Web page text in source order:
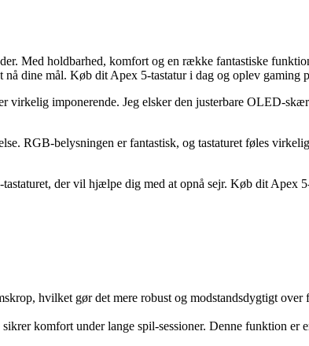
Med holdbarhed, komfort og en række fantastiske
dine mål. Køb dit Apex 5-tastatur i dag og oplev gaming
virkelig imponerende. Jeg elsker den justerbare OLED-
RGB-belysningen er fantastisk, og tastaturet føles
der vil hjælpe dig med at opnå sejr. Køb dit Apex
hvilket gør det mere robust og modstandsdygtigt
komfort under lange spil-sessioner. Denne funktion